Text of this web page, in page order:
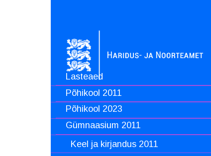
Lasteaed
Põhikool 2011
Põhikool 2023
Gümnaasium 2011
Keel ja kirjandus 2011